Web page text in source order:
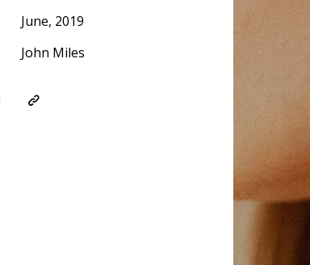
June, 2019
John Miles